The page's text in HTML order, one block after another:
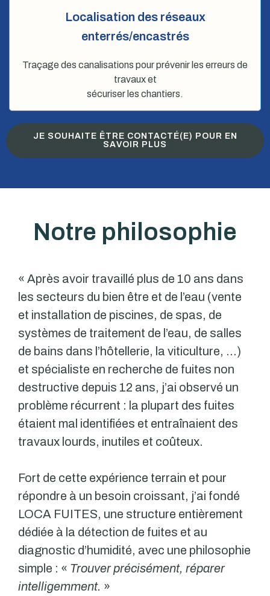
Localisation des réseaux
enterrés/encastrés
Traçage des canalisations pour prévenir les erreurs de
travaux et
sécuriser les chantiers.
JE SOUHAITE ÊTRE CONTACTÉ(E) POUR EN
SAVOIR PLUS
Notre philosophie
« Après avoir travaillé plus de 10 ans dans
les secteurs du bien être et de l’eau (vente
et installation de piscines, de spas, de
systèmes de traitement de l’eau, de salles
de bains dans l’hôtellerie, la viticulture, …)
et spécialiste en recherche de fuites non
destructive depuis 12 ans, j’ai observé un
problème récurrent : la plupart des fuites
étaient mal identifiées et entraînaient des
travaux lourds, inutiles et coûteux.
Fort de cette expérience terrain et pour
répondre à un besoin croissant, j’ai fondé
LOCA FUITES, une structure entièrement
dédiée à la détection de fuites et au
diagnostic d’humidité, avec une philosophie
simple : « Trouver précisément, réparer
intelligemment. »